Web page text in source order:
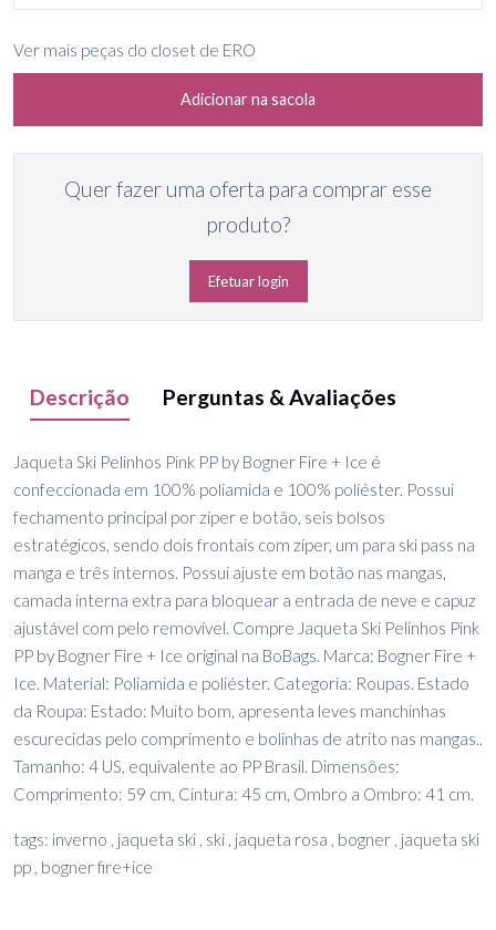
Ver mais peças do closet de ERO
Adicionar na sacola
Quer fazer uma oferta para comprar esse
produto?
Efetuar login
Descrição Perguntas & Avaliações
Jaqueta Ski Pelinhos Pink PP by Bogner Fire + Ice é
confeccionada em 100% poliamida e 100% políéster. Possui
fechamento principal por zíper e botão, seis bolsos
estratégicos, sendo dois frontais com zíper, um para ski pass na
manga e três internos. Possui ajuste em botão nas mangas,
camada interna extra para bloquear a entrada de neve e capuz
ajustável com pelo removível. Compre Jaqueta Ski Pelinhos Pink
PP by Bogner Fire + Ice original na BoBags. Marca: Bogner Fire +
Ice. Material: Poliamida e poliéster. Categoria: Roupas. Estado
da Roupa: Estado: Muito bom, apresenta leves manchinhas
escurecidas pelo comprimento e bolinhas de atrito nas mangas..
Tamanho: 4 US, equivalente ao PP Brasil. Dimensões:
Comprimento: 59 cm, Cintura: 45 cm, Ombro a Ombro: 41 cm.
tags: inverno , jaqueta ski , ski , jaqueta rosa , bogner , jaqueta ski
pp , bogner fire+ice